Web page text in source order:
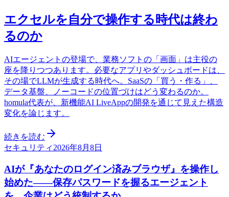
エクセルを自分で操作する時代は終わ
るのか
AIエージェントの登場で、業務ソフトの「画面」は主役の
座を降りつつあります。必要なアプリやダッシュボードは、
その場でLLMが生成する時代へ。SaaSの「買う・作る」、
データ基盤、ノーコードの位置づけはどう変わるのか。
homula代表が、新機能AI LiveAppの開発を通じて見えた構造
変化を論じます。
続きを読む
セキュリティ 2026年8月8日
AIが『あなたのログイン済みブラウザ』を操作し
始めた——保存パスワードを握るエージェント